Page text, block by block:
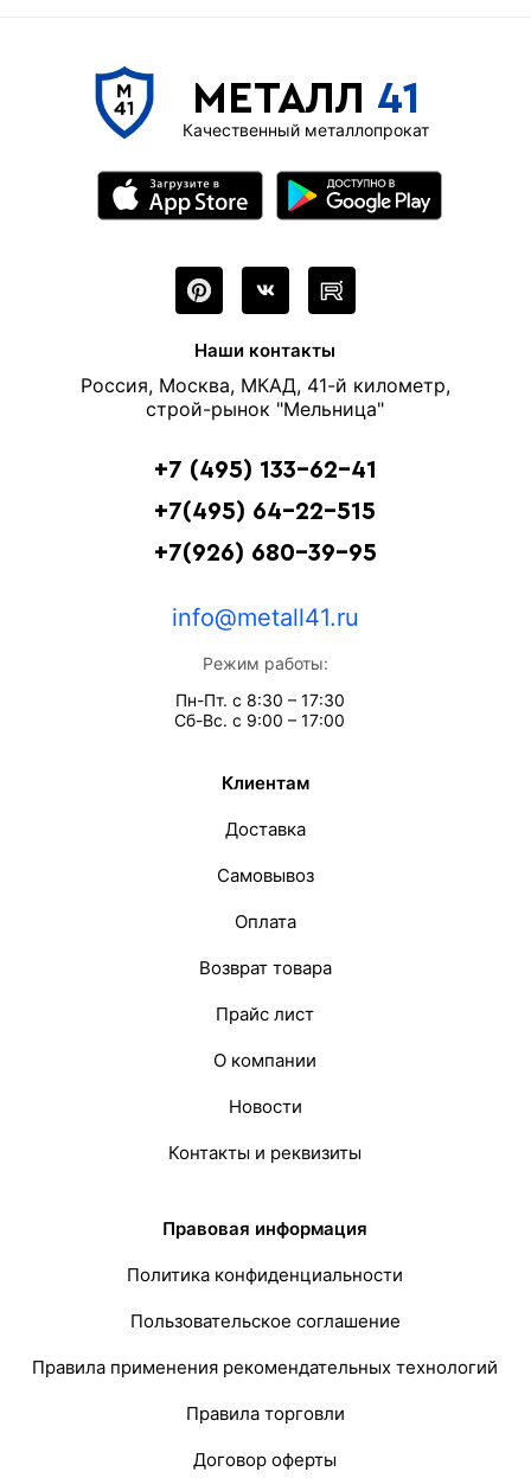
МЕТАЛЛ 41
Качественный металлопрокат
Наши контакты
Россия, Москва, МКАД, 41-й километр,
строй-рынок "Мельница"
+7 (495) 133-62-41
+7(495) 64-22-515
+7(926) 680-39-95
info@metall41.ru
Режим работы:
Пн-Пт. с 8:30 – 17:30
Сб-Вс. с 9:00 – 17:00
Клиентам
Доставка
Самовывоз
Оплата
Возврат товара
Прайс лист
О компании
Новости
Контакты и реквизиты
Правовая информация
Политика конфиденциальности
Пользовательское соглашение
Правила применения рекомендательных технологий
Правила торговли
Договор оферты